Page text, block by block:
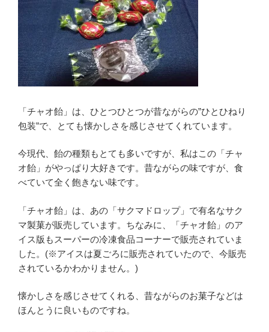
「チャオ飴」は、ひとつひとつが昔ながらの”ひとひねり
包装”で、とても懐かしさを感じさせてくれています。
今現代、飴の種類もとても多いですが、私はこの「チャ
オ飴」がやっぱり大好きです。昔ながらの味ですが、食
べていて全く飽きない味です。
「チャオ飴」は、あの「サクマドロップ」で有名なサク
マ製菓が販売しています。ちなみに、「チャオ飴」のア
イス版もスーパーの冷凍食品コーナーで販売されていま
した。(※アイスは夏ごろに販売されていたので、今販売
されているかわかりません。)
懐かしさを感じさせてくれる、昔ながらのお菓子などは
ほんとうに良いものですね。